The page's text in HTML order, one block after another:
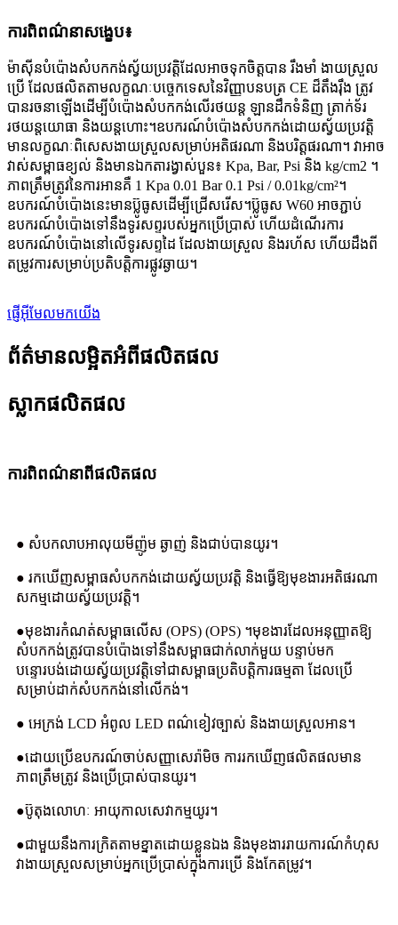
ការពិពណ៌នាសង្ខេប៖
ម៉ាស៊ីនបំប៉ោងសំបកកង់ស្វ័យប្រវត្តិដែលអាចទុកចិត្តបាន រឹងមាំ ងាយស្រួល
ប្រើ ដែលផលិតតាមលក្ខណៈបច្ចេកទេសនៃវិញ្ញាបនបត្រ CE ដ៏តឹងរ៉ឹង ត្រូវ
បានរចនាឡើងដើម្បីបំប៉ោងសំបកកង់លើរថយន្ត ឡានដឹកទំនិញ ត្រាក់ទ័រ
រថយន្តយោធា និងយន្តហោះ។ឧបករណ៍បំប៉ោងសំបកកង់ដោយស្វ័យប្រវត្តិ
មានលក្ខណៈពិសេសងាយស្រួលសម្រាប់អតិផរណា និងបរិត្តផរណា។ វាអាច
វាស់សម្ពាធខ្យល់ និងមានឯកតារង្វាស់បួន៖ Kpa, Bar, Psi និង kg/cm2 ។
ភាពត្រឹមត្រូវនៃការអានគឺ 1 Kpa 0.01 Bar 0.1 Psi / 0.01kg/cm²។
ឧបករណ៍បំប៉ោងនេះមានប៊្លូធូសដើម្បីជ្រើសរើស។ប៊្លូធូស W60 អាចភ្ជាប់
ឧបករណ៍បំប៉ោងទៅនឹងទូរសព្ទរបស់អ្នកប្រើប្រាស់ ហើយដំណើរការ
ឧបករណ៍បំប៉ោងនៅលើទូរសព្ទដៃ ដែលងាយស្រួល និងរហ័ស ហើយដឹងពី
តម្រូវការសម្រាប់ប្រតិបត្តិការផ្លូវឆ្ងាយ។
ផ្ញើអ៊ីមែលមកយើង
ព័ត៌មានលម្អិតអំពីផលិតផល
ស្លាកផលិតផល
ការ​ពិពណ៌នា​ពី​ផលិតផល
● សំបកលាបអាលុយមីញ៉ូម ឆ្ងាញ់ និងជាប់បានយូរ។
● រកឃើញសម្ពាធសំបកកង់ដោយស្វ័យប្រវត្តិ និងធ្វើឱ្យមុខងារអតិផរណា
សកម្មដោយស្វ័យប្រវត្តិ។
●មុខងារកំណត់សម្ពាធលើស (OPS) (OPS) ។មុខងារដែលអនុញ្ញាតឱ្យ
សំបកកង់ត្រូវបានបំប៉ោងទៅនឹងសម្ពាធជាក់លាក់មួយ បន្ទាប់មក
បន្ទោរបង់ដោយស្វ័យប្រវត្តិទៅជាសម្ពាធប្រតិបត្តិការធម្មតា ដែលប្រើ
សម្រាប់ដាក់សំបកកង់នៅលើកង់។
● អេក្រង់ LCD អំពូល LED ពណ៌ខៀវច្បាស់ និងងាយស្រួលអាន។
●ដោយប្រើឧបករណ៍ចាប់សញ្ញាសេរ៉ាមិច ការរកឃើញផលិតផលមាន
ភាពត្រឹមត្រូវ និងប្រើប្រាស់បានយូរ។
●ប៊ូតុងលោហៈ អាយុកាលសេវាកម្មយូរ។
●ជាមួយនឹងការក្រិតតាមខ្នាតដោយខ្លួនឯង និងមុខងាររាយការណ៍កំហុស
វាងាយស្រួលសម្រាប់អ្នកប្រើប្រាស់ក្នុងការប្រើ និងកែតម្រូវ។